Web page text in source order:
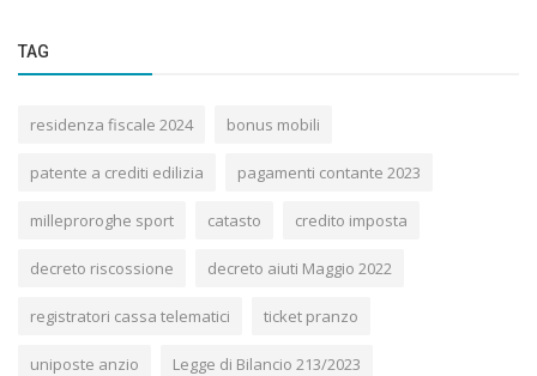
TAG
residenza fiscale 2024 bonus mobili
patente a crediti edilizia pagamenti contante 2023
milleproroghe sport catasto credito imposta
decreto riscossione decreto aiuti Maggio 2022
registratori cassa telematici ticket pranzo
uniposte anzio Legge di Bilancio 213/2023